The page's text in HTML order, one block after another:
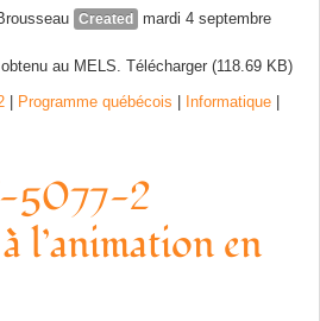
Created
mardi 4 septembre
au MELS. Télécharger (118.69 KB)
Programme québécois Informatique
5077-2
l’animation en